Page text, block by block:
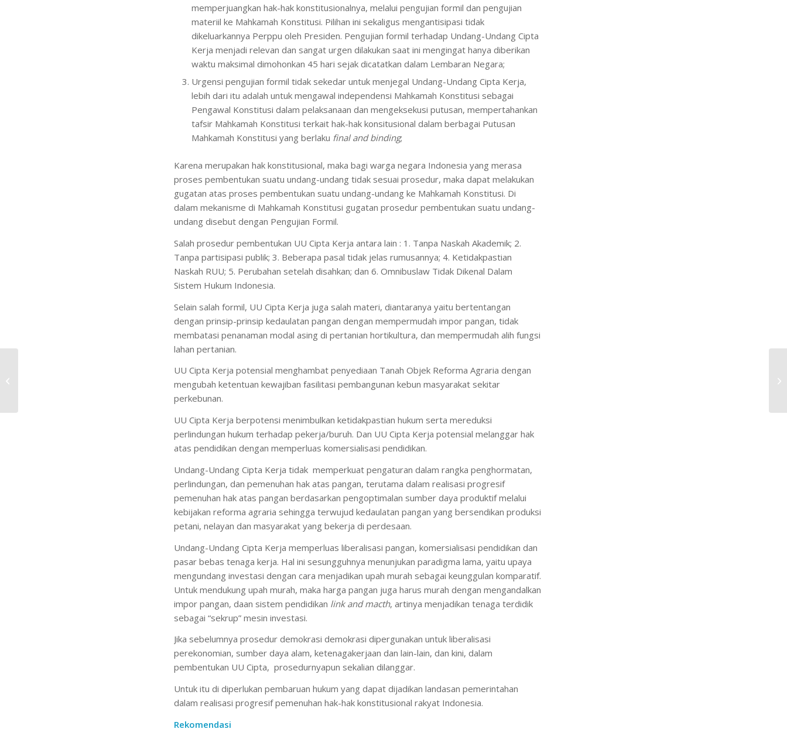
memperjuangkan hak-hak konstitusionalnya, melalui pengujian formil dan pengujian
materiil ke Mahkamah Konstitusi. Pilihan ini sekaligus mengantisipasi tidak
dikeluarkannya Perppu oleh Presiden. Pengujian formil terhadap Undang-Undang Cipta
Kerja menjadi relevan dan sangat urgen dilakukan saat ini mengingat hanya diberikan
waktu maksimal dimohonkan 45 hari sejak dicatatkan dalam Lembaran Negara;
Urgensi pengujian formil tidak sekedar untuk menjegal Undang-Undang Cipta Kerja,
lebih dari itu adalah untuk mengawal independensi Mahkamah Konstitusi sebagai
Pengawal Konstitusi dalam pelaksanaan dan mengeksekusi putusan, mempertahankan
tafsir Mahkamah Konstitusi terkait hak-hak konsitusional dalam berbagai Putusan
Mahkamah Konstitusi yang berlaku final and binding;
Karena merupakan hak konstitusional, maka bagi warga negara Indonesia yang merasa
proses pembentukan suatu undang-undang tidak sesuai prosedur, maka dapat melakukan
gugatan atas proses pembentukan suatu undang-undang ke Mahkamah Konstitusi. Di
dalam mekanisme di Mahkamah Konstitusi gugatan prosedur pembentukan suatu undang-
undang disebut dengan Pengujian Formil.
Salah prosedur pembentukan UU Cipta Kerja antara lain : 1. Tanpa Naskah Akademik; 2.
Tanpa partisipasi publik; 3. Beberapa pasal tidak jelas rumusannya; 4. Ketidakpastian
Naskah RUU; 5. Perubahan setelah disahkan; dan 6. Omnibuslaw Tidak Dikenal Dalam
Sistem Hukum Indonesia.
Selain salah formil, UU Cipta Kerja juga salah materi, diantaranya yaitu bertentangan
dengan prinsip-prinsip kedaulatan pangan dengan mempermudah impor pangan, tidak
membatasi penanaman modal asing di pertanian hortikultura, dan mempermudah alih fungsi
lahan pertanian.
UU Cipta Kerja potensial menghambat penyediaan Tanah Objek Reforma Agraria dengan
mengubah ketentuan kewajiban fasilitasi pembangunan kebun masyarakat sekitar
perkebunan.
UU Cipta Kerja berpotensi menimbulkan ketidakpastian hukum serta mereduksi
perlindungan hukum terhadap pekerja/buruh. Dan UU Cipta Kerja potensial melanggar hak
atas pendidikan dengan memperluas komersialisasi pendidikan.
Undang-Undang Cipta Kerja tidak memperkuat pengaturan dalam rangka penghormatan,
perlindungan, dan pemenuhan hak atas pangan, terutama dalam realisasi progresif
pemenuhan hak atas pangan berdasarkan pengoptimalan sumber daya produktif melalui
kebijakan reforma agraria sehingga terwujud kedaulatan pangan yang bersendikan produksi
petani, nelayan dan masyarakat yang bekerja di perdesaan.
Undang-Undang Cipta Kerja memperluas liberalisasi pangan, komersialisasi pendidikan dan
pasar bebas tenaga kerja. Hal ini sesungguhnya menunjukan paradigma lama, yaitu upaya
mengundang investasi dengan cara menjadikan upah murah sebagai keunggulan komparatif.
Untuk mendukung upah murah, maka harga pangan juga harus murah dengan mengandalkan
impor pangan, daan sistem pendidikan link and macth, artinya menjadikan tenaga terdidik
sebagai “sekrup” mesin investasi.
Jika sebelumnya prosedur demokrasi demokrasi dipergunakan untuk liberalisasi
perekonomian, sumber daya alam, ketenagakerjaan dan lain-lain, dan kini, dalam
pembentukan UU Cipta, prosedurnyapun sekalian dilanggar.
Untuk itu di diperlukan pembaruan hukum yang dapat dijadikan landasan pemerintahan
dalam realisasi progresif pemenuhan hak-hak konstitusional rakyat Indonesia.
Rekomendasi